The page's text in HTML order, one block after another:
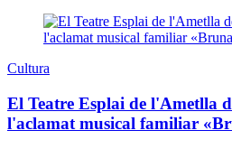
Cultura
El Teatre Esplai de l'Ametlla
l'aclamat musical familiar